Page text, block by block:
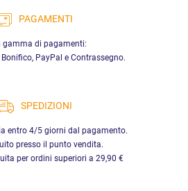
PAGAMENTI
gamma di pagamenti:
PayPal e Contrassegno.
SPEDIZIONI
entro 4/5 giorni dal pagamento.
presso il punto vendita.
per ordini superiori a 29,90 €